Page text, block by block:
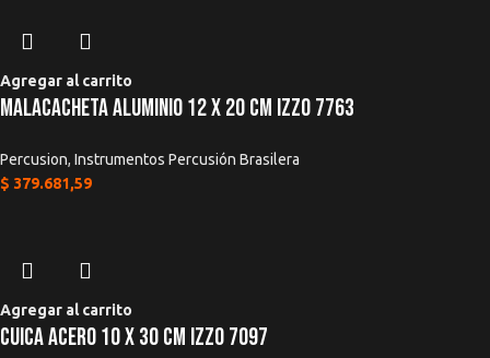
Agregar al carrito
Malacacheta Aluminio 12 x 20 Cm Izzo 7763
Percusion, Instrumentos Percusión Brasilera
$ 379.681,59
Agregar al carrito
Cuica Acero 10 x 30 Cm Izzo 7097